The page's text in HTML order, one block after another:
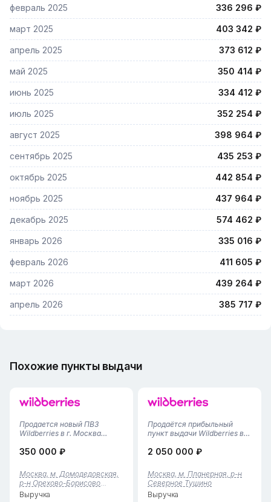
февраль 2025 336 296 ₽
март 2025 403 342 ₽
апрель 2025 373 612 ₽
май 2025 350 414 ₽
июнь 2025 334 412 ₽
июль 2025 352 254 ₽
август 2025 398 964 ₽
сентябрь 2025 435 253 ₽
октябрь 2025 442 854 ₽
ноябрь 2025 437 964 ₽
декабрь 2025 574 462 ₽
январь 2026 335 016 ₽
февраль 2026 411 605 ₽
март 2026 439 264 ₽
апрель 2026 385 717 ₽
Похожие пункты выдачи
Продается новый ПВЗ
Wildberries в г. Москва
Южное)• Локация: Район
Москва (перспективный
район, высокий потенциал).•
Площадь: 37 кв. м.
(оптимальная пло...
350 000 ₽
Москва, м. Домодедовская,
р-н Орехово-Борисово
Южное
Выручка
Продаётся прибыльный
пункт выдачи Wildberries в
Северное Тушино. Рейтинг 5,
складе. Помещение
полностью оборудовано:
ремонт, брендирование WB,
три при...
2 050 000 ₽
Москва, м. Планерная, р-н
Северное Тушино
Выручка